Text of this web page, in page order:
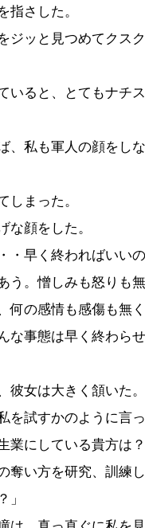
指さした。
ジッと見つめてクス
いると、とてもナチ
、私も軍人の顔をし
しまった。
な顔をした。
・早く終わればいいの
う。憎しみも怒りも
何の感情も感傷も無く
な事態は早く終わら
彼女は大きく頷いた。
を試すかのように言っ
業にしている貴方は
奪い方を研究、訓練
」